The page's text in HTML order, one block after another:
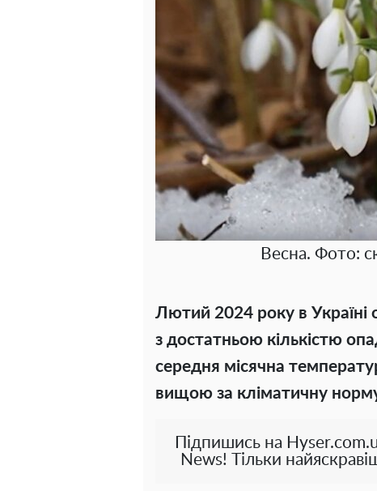
Весна. Фото:
Лютий 2024 року в Україні
з достатньою кількістю
середня місячна
вищою за кліматичну
Підпишись на
News! Тільки